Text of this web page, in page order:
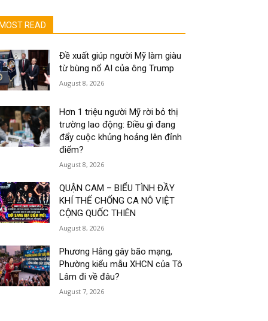
MOST READ
Đề xuất giúp người Mỹ làm giàu
từ bùng nổ AI của ông Trump
August 8, 2026
Hơn 1 triệu người Mỹ rời bỏ thị
trường lao động: Điều gì đang
đẩy cuộc khủng hoảng lên đỉnh
điểm?
August 8, 2026
QUẬN CAM – BIỂU TÌNH ĐẦY
KHÍ THẾ CHỐNG CA NÔ VIỆT
CỘNG QUỐC THIÊN
August 8, 2026
Phương Hằng gây bão mạng,
Phường kiểu mẫu XHCN của Tô
Lâm đi về đâu?
August 7, 2026